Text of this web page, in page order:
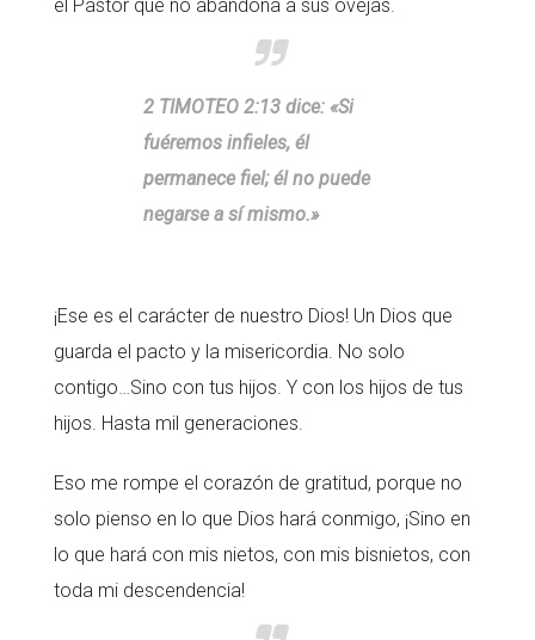
el Pastor que no abandona a sus ovejas.
2 TIMOTEO 2:13 dice: «Si
fuéremos infieles, él
permanece fiel; él no puede
negarse a sí mismo.»
¡Ese es el carácter de nuestro Dios! Un Dios que
guarda el pacto y la misericordia. No solo
contigo…Sino con tus hijos. Y con los hijos de tus
hijos. Hasta mil generaciones.
Eso me rompe el corazón de gratitud, porque no
solo pienso en lo que Dios hará conmigo, ¡Sino en
lo que hará con mis nietos, con mis bisnietos, con
toda mi descendencia!